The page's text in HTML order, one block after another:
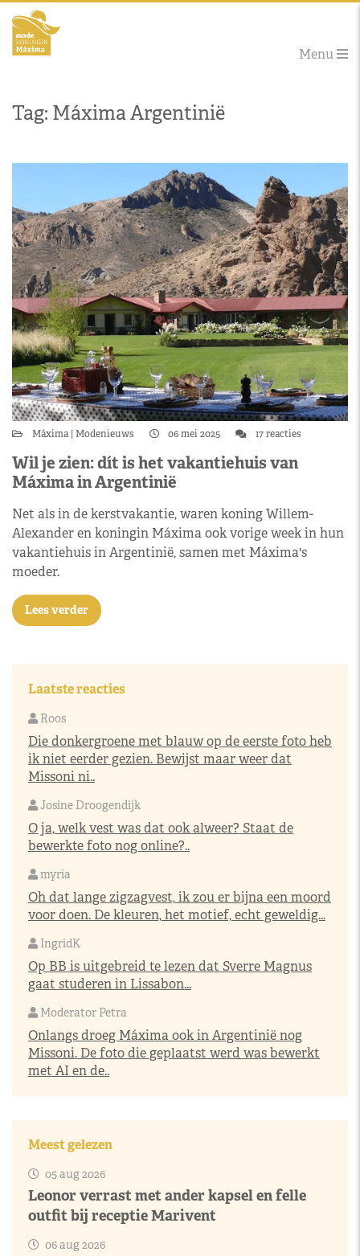
Menu
Tag: Máxima Argentinië
Máxima Modenieuws 06 mei 2025 17 reacties
Wil je zien: dít is het vakantiehuis van
Máxima in Argentinië
Net als in de kerstvakantie, waren koning Willem-
Alexander en koningin Máxima ook vorige week in hun
vakantiehuis in Argentinië, samen met Máxima's
moeder.
Lees verder
Laatste reacties
Roos
Die donkergroene met blauw op de eerste foto heb
ik niet eerder gezien. Bewijst maar weer dat
Missoni ni..
Josine Droogendijk
O ja, welk vest was dat ook alweer? Staat de
bewerkte foto nog online?..
myria
Oh dat lange zigzagvest, ik zou er bijna een moord
voor doen. De kleuren, het motief, echt geweldig...
IngridK
Op BB is uitgebreid te lezen dat Sverre Magnus
gaat studeren in Lissabon...
Moderator Petra
Onlangs droeg Máxima ook in Argentinië nog
Missoni. De foto die geplaatst werd was bewerkt
met AI en de..
Meest gelezen
05 aug 2026
Leonor verrast met ander kapsel en felle
outfit bij receptie Marivent
06 aug 2026